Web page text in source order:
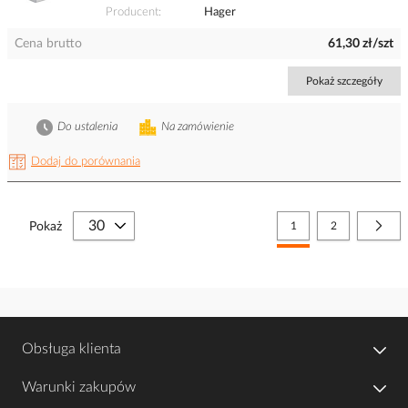
Producent
Hager
Cena brutto 61,30 zł/szt
Pokaż szczegóły
Dodaj do porównania
Na zamówienie
Do ustalenia
Strona
Aktualnie czytasz stronę
1 Strona
2
Pokaż
Obsługa klienta
Warunki zakupów